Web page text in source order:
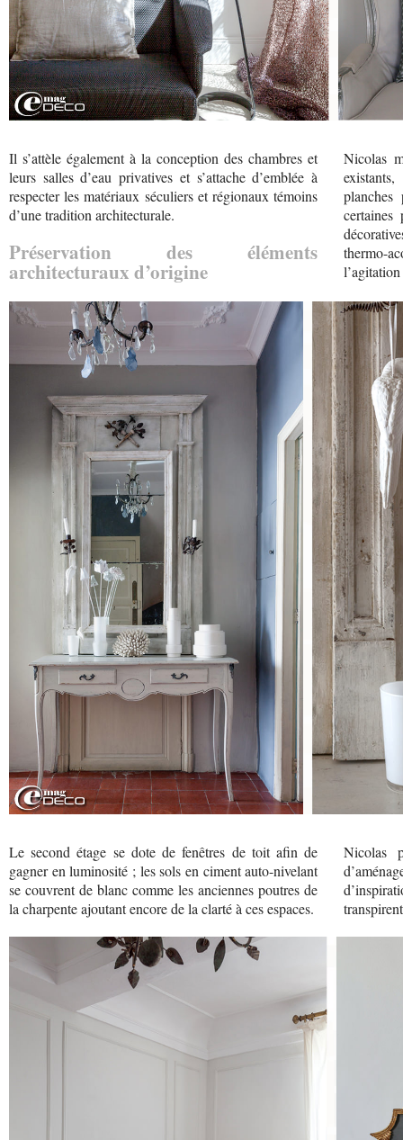
Il s’attèle également à la conception des chambres et
leurs salles d’eau privatives et s’attache d’emblée à
respecter les matériaux séculiers et régionaux témoins
d’une tradition architecturale.
Préservation des éléments
architecturaux d’origine
Nicolas
certaines
thermo-
Le second étage se dote de fenêtres de toit afin de
gagner en luminosité ; les sols en ciment auto-nivelant
se couvrent de blanc comme les anciennes poutres de
la charpente ajoutant encore de la clarté à ces espaces.
Nicolas